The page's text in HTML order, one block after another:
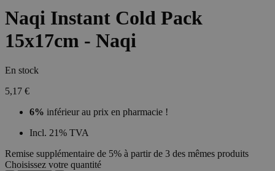
Naqi Instant Cold Pack
15x17cm - Naqi
En stock
5,17 €
6% inférieur au prix en pharmacie !
Incl. 21% TVA
Remise supplémentaire de 5% à partir de 3 des mêmes produits
Choisissez votre quantité